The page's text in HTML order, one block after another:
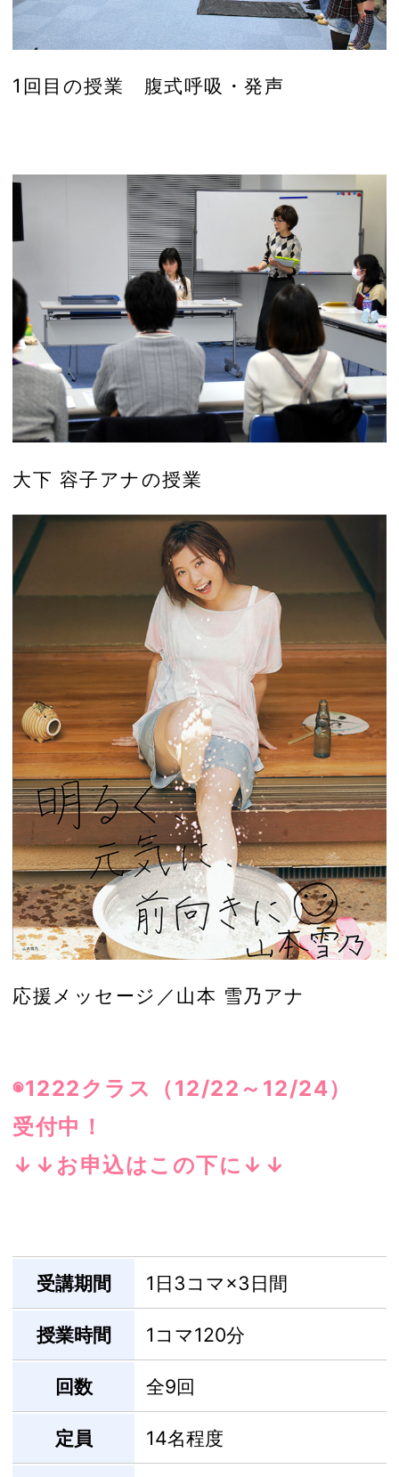
1回目の授業 腹式呼吸・発声
大下 容子アナの授業
応援メッセージ／山本 雪乃アナ
◉1222クラス（12/22～12/24）
受付中！
↓↓お申込はこの下に↓↓
受講期間 1日3コマ×3日間
授業時間 1コマ120分
回数 全9回
定員 14名程度